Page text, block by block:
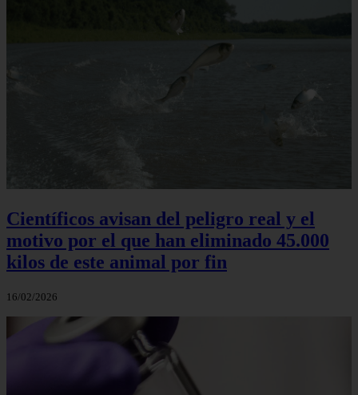
Científicos avisan del peligro real y el
motivo por el que han eliminado 45.000
kilos de este animal por fin
16/02/2026